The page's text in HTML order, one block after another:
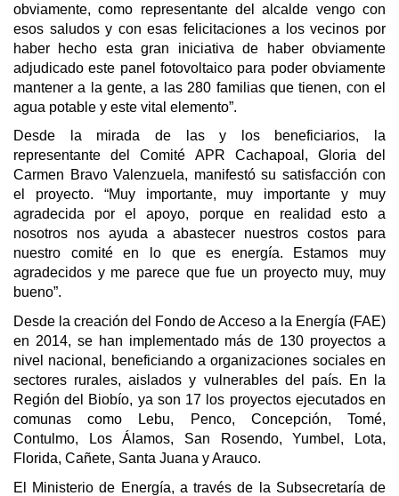
obviamente, como representante del alcalde vengo con
esos saludos y con esas felicitaciones a los vecinos por
haber hecho esta gran iniciativa de haber obviamente
adjudicado este panel fotovoltaico para poder obviamente
mantener a la gente, a las 280 familias que tienen, con el
agua potable y este vital elemento”.
Desde la mirada de las y los beneficiarios, la
representante del Comité APR Cachapoal, Gloria del
Carmen Bravo Valenzuela, manifestó su satisfacción con
el proyecto. “Muy importante, muy importante y muy
agradecida por el apoyo, porque en realidad esto a
nosotros nos ayuda a abastecer nuestros costos para
nuestro comité en lo que es energía. Estamos muy
agradecidos y me parece que fue un proyecto muy, muy
bueno”.
Desde la creación del Fondo de Acceso a la Energía (FAE)
en 2014, se han implementado más de 130 proyectos a
nivel nacional, beneficiando a organizaciones sociales en
sectores rurales, aislados y vulnerables del país. En la
Región del Biobío, ya son 17 los proyectos ejecutados en
comunas como Lebu, Penco, Concepción, Tomé,
Contulmo, Los Álamos, San Rosendo, Yumbel, Lota,
Florida, Cañete, Santa Juana y Arauco.
El Ministerio de Energía, a través de la Subsecretaría de